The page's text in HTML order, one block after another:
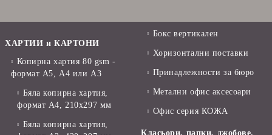
ХАРТИИ и КАРТОНИ
Копирна хартия 80 gsm -
формат А5, А4 или А3
Бяла копирна хартия,
формат А4, 210x297 мм
Бяла копирна хартия,
Бокс вертикален
Хоризонтални поставки
Принадлежности за бюро
Метални офис аксесоари
Офис серия КОЖА
Класьори, папки, джобове,